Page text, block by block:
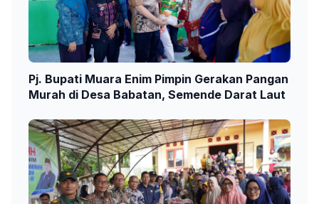
Pj. Bupati Muara Enim Pimpin Gerakan Pangan
Murah di Desa Babatan, Semende Darat Laut